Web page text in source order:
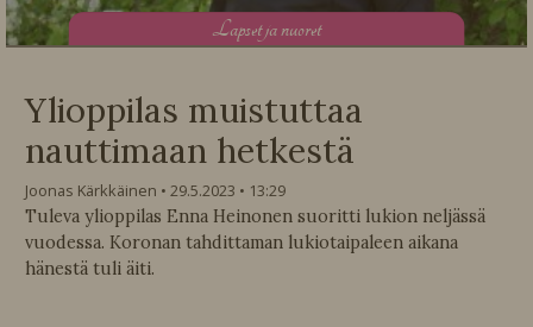
Lapset ja nuoret
Ylioppilas muistuttaa
nauttimaan hetkestä
Joonas Kärkkäinen 29.5.2023
13:29
Tuleva ylioppilas Enna Heinonen suoritti lukion neljässä
vuodessa. Koronan tahdittaman lukiotaipaleen aikana
hänestä tuli äiti.